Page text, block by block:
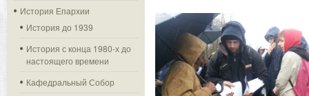
История Епархии
История до 1939
История с конца 1980-х до
настоящего времени
Кафедральный Собор